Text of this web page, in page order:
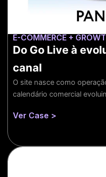
O
E-COMMERCE +
Do Go Live à
canal
O site nasce como
calendário comercial
Ver Case >